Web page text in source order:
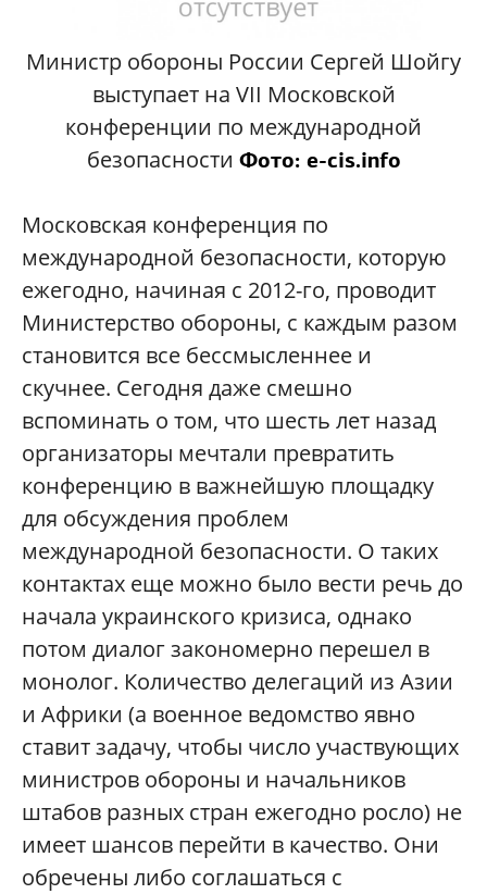
Министр обороны России Сергей Шойгу
выступает на VII Московской
конференции по международной
безопасности Фото: e-cis.info
Московская конференция по
международной безопасности, которую
ежегодно, начиная с 2012-го, проводит
Министерство обороны, с каждым разом
становится все бессмысленнее и
скучнее. Сегодня даже смешно
вспоминать о том, что шесть лет назад
организаторы мечтали превратить
конференцию в важнейшую площадку
для обсуждения проблем
международной безопасности. О таких
контактах еще можно было вести речь до
начала украинского кризиса, однако
потом диалог закономерно перешел в
монолог. Количество делегаций из Азии
и Африки (а военное ведомство явно
ставит задачу, чтобы число участвующих
министров обороны и начальников
штабов разных стран ежегодно росло) не
имеет шансов перейти в качество. Они
обречены либо соглашаться с